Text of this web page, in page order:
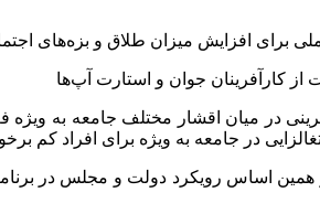
افزایش میزان طلاق و بزه‌های
در میان اقشار مختلف جامعه به ویژه
در جامعه به ویژه برای افراد کم
همین اساس رویکرد دولت و مجلس در